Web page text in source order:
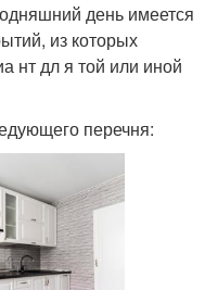
день имеется
из которых
нт дл я той или иной
перечня: